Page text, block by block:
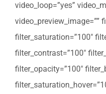
video_loop=”yes”
video_preview_image=””
filter_saturation=”100″
filter_contrast=”100″
filter_opacity=”100″